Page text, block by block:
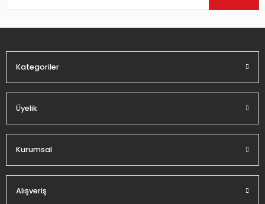
Ürün fiyatı diğer sitelerden daha pahalı.
Kategoriler
Üyelik
Kurumsal
Alışveriş